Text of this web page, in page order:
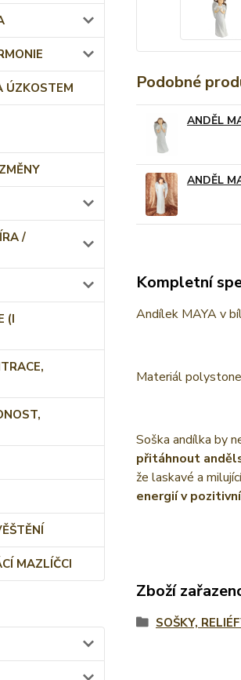
ÚZKOSTEM
/
(I
MAZLÍČCI
Podobné
ANDĚL
ANDĚL
Kompletní
Andílek MAYA v
Materiál polystone
Soška andílka by
přitáhnout
že laskavé a
energií v pozitivní
Zboží
SOŠKY,